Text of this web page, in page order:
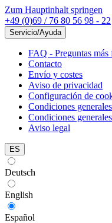
Zum Hauptinhalt springen
+49 (0)69 / 76 80 56 98 - 22
Servicio/Ayuda
FAQ - Preguntas más
Contacto
Envío y costes
Aviso de privacidad
Configuración de
Condiciones generales
Condiciones
Aviso legal
ES
Deutsch
English
Español